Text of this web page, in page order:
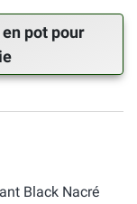
pot pour
Black Nacré